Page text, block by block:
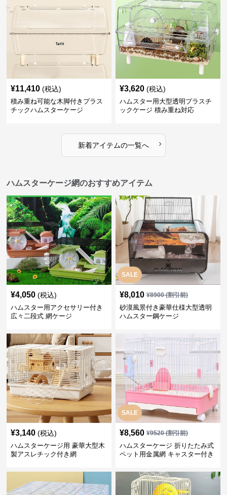
¥11,410 (税込)
積み重ね可能な木脚付きプラス
チックハムスターケージ
¥3,620 (税込)
ハムスター用大型透明プラスチ
ックケージ 積み重ね対応
新着アイテムの一覧へ ›
ハムスターケージ網のおすすめアイテム
¥4,050 (税込)
ハムスター用アクセサリー付き
広々二段式 網ケージ
SALE
¥8,010 ¥8900(割引前)
砂漠風景付き豪華仕様大型透明
ハムスター鋼ケージ
¥3,140 (税込)
ハムスターケージ用 豪華大型木
製アスレチック付き網
SALE
¥8,560 ¥9520(割引前)
ハムスターケージ 折りたたみ式
ペット用金属網 キャスター付き